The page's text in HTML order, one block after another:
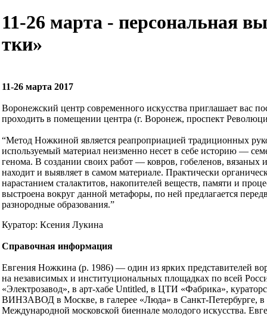
11-26 марта - персональная
тки»
11-26 марта 2017
Воронежский центр современного искусства приглашает вас
проходить в помещении центра (г. Воронеж, проспект
“Метод Ножкиной является реапроприацией традиционных
используемый материал неизменно несет в себе историю —
генома. В создании своих работ — ковров, гобеленов,
находит и выявляет в самом материале. Практически
нарастанием сталактитов, накопителей веществ, памяти и
выстроена вокруг данной метафоры, по ней предлагается
разнородные образования.”
Куратор: Ксения Лукина
Справочная информация
Евгения Ножкина (р. 1986) — один из ярких представителей
на независимых и институциональных площадках по всей
«Электрозавод», в арт-хабе Untitled, в ЦТИ «Фабрика»,
ВИНЗАВОД в Москве, в галерее «Люда» в Санкт-Петербурге, в
Международной московской биеннале молодого искусства.